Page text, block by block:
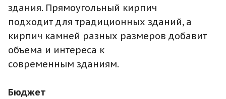
здания. Прямоугольный кирпич
подходит для традиционных зданий, а
кирпич камней разных размеров добавит
объема и интереса к
современным зданиям.
Бюджет